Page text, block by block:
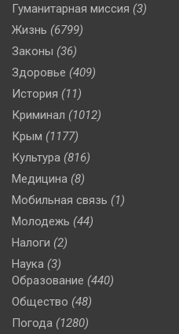
Гуманитарная миссия (3)
Жизнь (6799)
Законы (36)
Здоровье (409)
История (11)
Криминал (1012)
Крым (1177)
Культура (816)
Медицина (8)
Мобильная связь (1)
Молодежь (44)
Налоги (2)
Наука (3)
Образование (440)
Общество (48)
Погода (1280)